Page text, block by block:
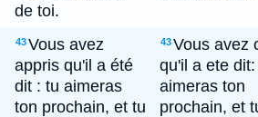
de toi.
43Vous avez
appris qu'il a été
dit : tu aimeras
ton prochain, et tu
43Vous avez
qu'il a ete dit:
aimeras ton
prochain, et